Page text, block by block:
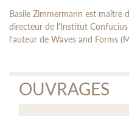
Basile Zimmermann est maître
directeur de l'Institut Confucius
l'auteur de Waves and Forms
OUVRAGES